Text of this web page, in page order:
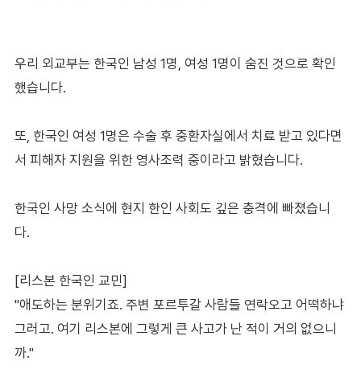
우리 외교부는 한국인 남성 1명, 여성 1명이 숨진 것으로 확인
했습니다.
또, 한국인 여성 1명은 수술 후 중환자실에서 치료 받고 있다면
서 피해자 지원을 위한 영사조력 중이라고 밝혔습니다.
한국인 사망 소식에 현지 한인 사회도 깊은 충격에 빠졌습니
다.
[리스본 한국인 교민]
"애도하는 분위기죠. 주변 포르투갈 사람들 연락오고 어떡하냐
그러고. 여기 리스본에 그렇게 큰 사고가 난 적이 거의 없으니
까."